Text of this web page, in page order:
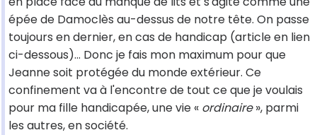
épée de Damoclès au-dessus de notre tête. On passe
toujours en dernier, en cas de handicap (article en lien
ci-dessous)... Donc je fais mon maximum pour que
Jeanne soit protégée du monde extérieur. Ce
confinement va à l'encontre de tout ce que je voulais
pour ma fille handicapée, une vie « ordinaire», parmi
les autres, en société.